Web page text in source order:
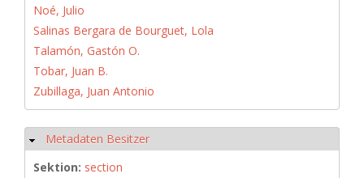
Noé, Julio
Salinas Bergara de Bourguet, Lola
Talamón, Gastón O.
Tobar, Juan B.
Zubillaga, Juan Antonio
Hide
Metadaten Besitzer
Sektion: section